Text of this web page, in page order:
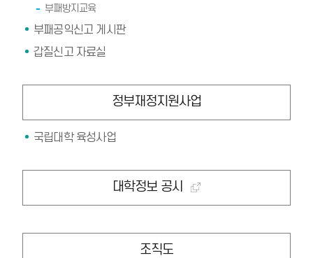
부패방지교육
부패공익신고 게시판
갑질신고 자료실
정부재정지원사업
국립대학 육성사업
대학정보 공시
조직도